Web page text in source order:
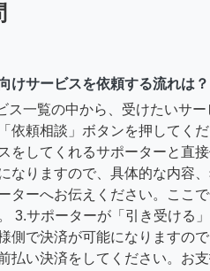
けサービスを依頼する流れは？
ス一覧の中から、受けたいサ
依頼相談」ボタンを押してく
をしてくれるサポーターと直
なりますので、具体的な内容
ターへお伝えください。ここ
3.サポーターが「引き受ける
側で決済が可能になりますの
払い決済をしてください。お